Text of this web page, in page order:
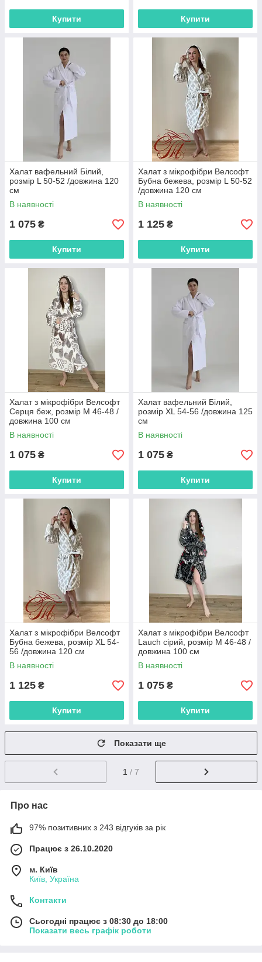
Купити Купити
Халат вафельний Білий,
розмір L 50-52 /довжина 120
см
В наявності
1 075 ₴
Купити
Халат з мікрофібри Велсофт
Бубна бежева, розмір L 50-52
/довжина 120 см
В наявності
1 125 ₴
Купити
Халат з мікрофібри Велсофт
Серця беж, розмір М 46-48 /
довжина 100 см
В наявності
1 075 ₴
Купити
Халат вафельний Білий,
розмір XL 54-56 /довжина 125
см
В наявності
1 075 ₴
Купити
Халат з мікрофібри Велсофт
Бубна бежева, розмір XL 54-
56 /довжина 120 см
В наявності
1 125 ₴
Купити
Халат з мікрофібри Велсофт
Lauch сірий, розмір М 46-48 /
довжина 100 см
В наявності
1 075 ₴
Купити
Показати ще
1 / 7
Про нас
97% позитивних з 243 відгуків за рік
Працює з 26.10.2020
м. Київ
Київ, Україна
Контакти
Сьогодні працює з 08:30 до 18:00
Показати весь графік роботи